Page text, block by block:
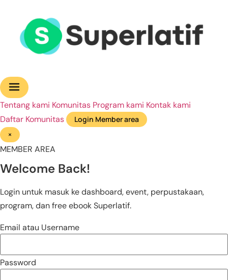
Tentang kami Komunitas Program kami Kontak kami
Daftar Komunitas
Login Member area
×
MEMBER AREA
Welcome Back!
Login untuk masuk ke dashboard, event, perpustakaan,
program, dan free ebook Superlatif.
Email atau Username
Password